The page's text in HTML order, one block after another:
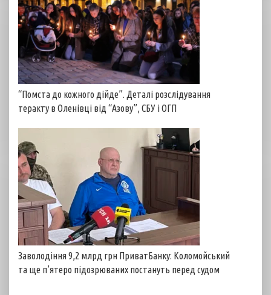
“Помста до кожного дійде”. Деталі розслідування
теракту в Оленівці від “Азову”, СБУ і ОГП
Заволодіння 9,2 млрд грн ПриватБанку: Коломойський
та ще п’ятеро підозрюваних постануть перед судом